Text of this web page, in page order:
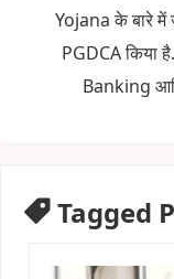
Yojana के बारे में
PGDCA
Banking
Tagged